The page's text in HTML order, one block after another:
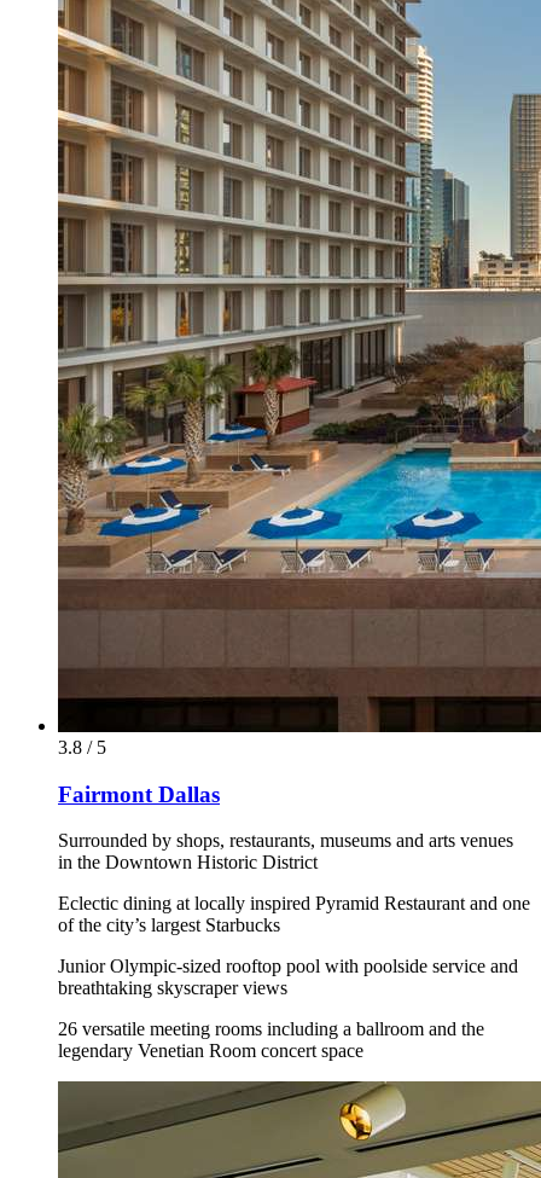
3.8 / 5
Fairmont Dallas
Surrounded by shops, restaurants, museums and arts venues
in the Downtown Historic District
Eclectic dining at locally inspired Pyramid Restaurant and one
of the city’s largest Starbucks
Junior Olympic-sized rooftop pool with poolside service and
breathtaking skyscraper views
26 versatile meeting rooms including a ballroom and the
legendary Venetian Room concert space